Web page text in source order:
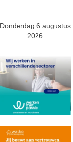
Donderdag 6 augustus
2026